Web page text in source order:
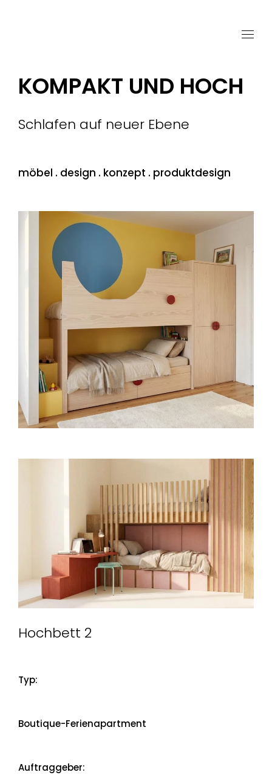
KOMPAKT UND HOCH
Schlafen auf neuer Ebene
möbel . design . konzept . produktdesign
Hochbett 2
Typ:
Boutique-Ferienapartment
Auftraggeber: